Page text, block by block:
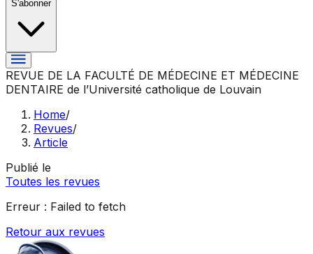
S'abonner
REVUE DE LA FACULTÉ DE MÉDECINE ET MÉDECINE
DENTAIRE de l’Université catholique de Louvain
Home/
Revues/
Article
Publié le
Toutes les revues
Erreur : Failed to fetch
Retour aux revues